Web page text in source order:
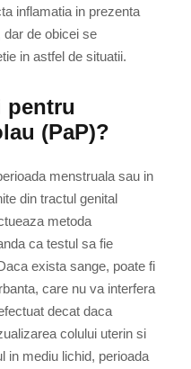
inflamatia in prezenta
de obicei se
in astfel de situatii.
pentru
(PaP)?
menstruala sau in
din tractul genital
metoda
ca testul sa fie
exista sange, poate fi
care nu va interfera
decat daca
colului uterin si
in mediu lichid, perioada